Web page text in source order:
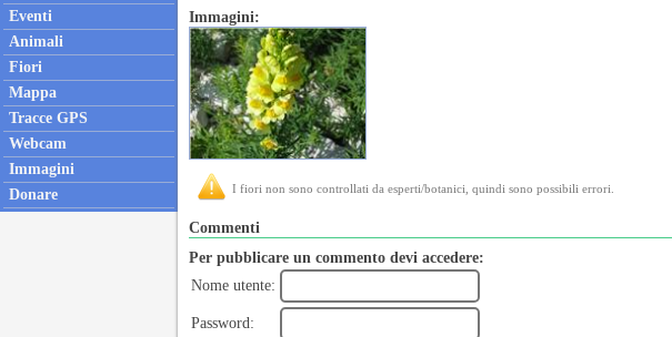
Eventi
Animali
Fiori
Mappa
Tracce GPS
Webcam
Immagini
Donare
Immagini:
I fiori non sono controllati da esperti/botanici, quindi sono possibili errori.
Commenti
Per pubblicare un commento devi accedere:
Nome utente:
Password: